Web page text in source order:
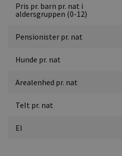
Pris pr. barn pr. nat i
aldersgruppen (0-12)
Pensionister pr. nat
Hunde pr. nat
Arealenhed pr. nat
Telt pr. nat
El